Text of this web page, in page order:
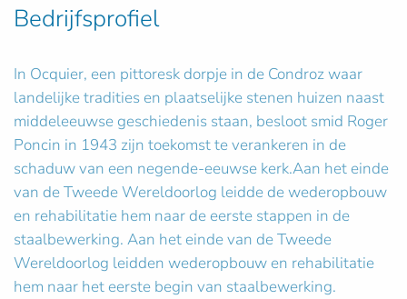
Bedrijfsprofiel
In Ocquier, een pittoresk dorpje in de Condroz waar
landelijke tradities en plaatselijke stenen huizen naast
middeleeuwse geschiedenis staan, besloot smid Roger
Poncin in 1943 zijn toekomst te verankeren in de
schaduw van een negende-eeuwse kerk.Aan het einde
van de Tweede Wereldoorlog leidde de wederopbouw
en rehabilitatie hem naar de eerste stappen in de
staalbewerking. Aan het einde van de Tweede
Wereldoorlog leidden wederopbouw en rehabilitatie
hem naar het eerste begin van staalbewerking.